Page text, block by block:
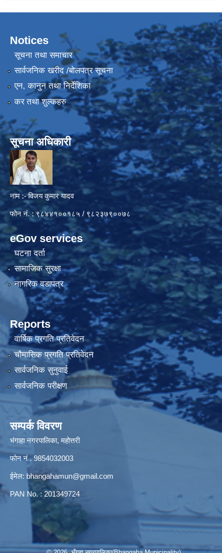
Notices
सूचना तथा समाचार
सार्वजनिक खरीद /बोलपत्र सूचना
एन, कानुन तथा निर्देशिका
कर तथा शुल्कहरु
सूचना अधिकारी
नाम :- विजय कुमार यादव
फोन नं. : ९८४४१००१८५ / ९८२३७९००७८
eGov services
घटना दर्ता
सामाजिक सुरक्षा
नागरिक वडापत्र
Reports
वार्षिक प्रगति प्रतिवेदन
चौमासिक प्रगति प्रतिवेदन
सार्वजनिक सुनुवाई
सार्वजनिक परीक्षण
सम्पर्क विवरण
भंगाहा नगरपालिका, महोत्तरी
फोन नं . 9854032003
ईमेल: bhangahamun@gmail.com
PAN No. : 201349724